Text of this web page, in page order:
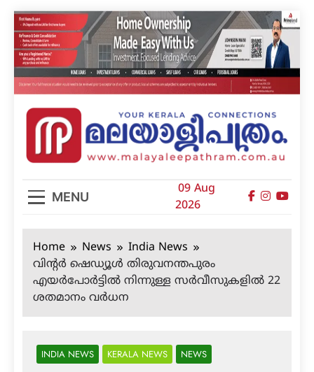
Skip
to
content
മലയാളിപത്രം
MENU
09 Aug
2026
Home News
India News
വിന്റര്‍ ഷെഡ്യൂള്‍ തിരുവനന്തപുരം
എയര്‍പോര്‍ട്ടില്‍ നിന്നുള്ള സര്‍വീസുകളില്‍ 22
ശതമാനം വര്‍ധന
INDIA NEWS KERALA NEWS NEWS